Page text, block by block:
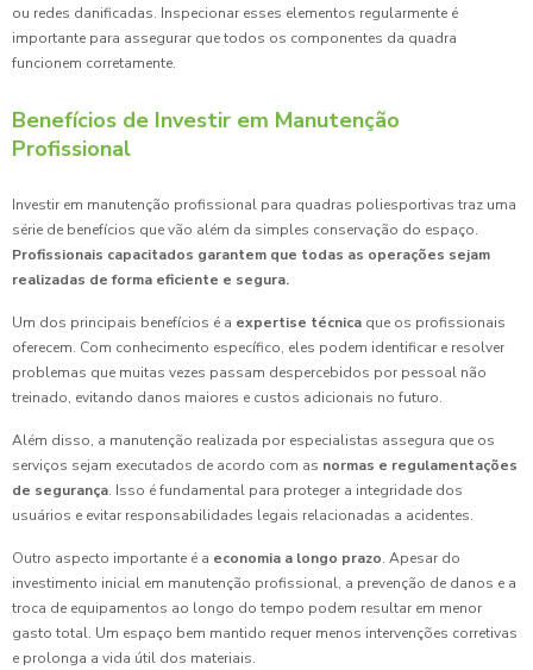
ou redes danificadas. Inspecionar esses elementos regularmente é
importante para assegurar que todos os componentes da quadra
funcionem corretamente.
Benefícios de Investir em Manutenção
Profissional
Investir em manutenção profissional para quadras poliesportivas traz uma
série de benefícios que vão além da simples conservação do espaço.
Profissionais capacitados garantem que todas as operações sejam
realizadas de forma eficiente e segura.
Um dos principais benefícios é a expertise técnica que os profissionais
oferecem. Com conhecimento específico, eles podem identificar e resolver
problemas que muitas vezes passam despercebidos por pessoal não
treinado, evitando danos maiores e custos adicionais no futuro.
Além disso, a manutenção realizada por especialistas assegura que os
serviços sejam executados de acordo com as normas e regulamentações
de segurança. Isso é fundamental para proteger a integridade dos
usuários e evitar responsabilidades legais relacionadas a acidentes.
Outro aspecto importante é a economia a longo prazo. Apesar do
investimento inicial em manutenção profissional, a prevenção de danos e a
troca de equipamentos ao longo do tempo podem resultar em menor
gasto total. Um espaço bem mantido requer menos intervenções corretivas
e prolonga a vida útil dos materiais.